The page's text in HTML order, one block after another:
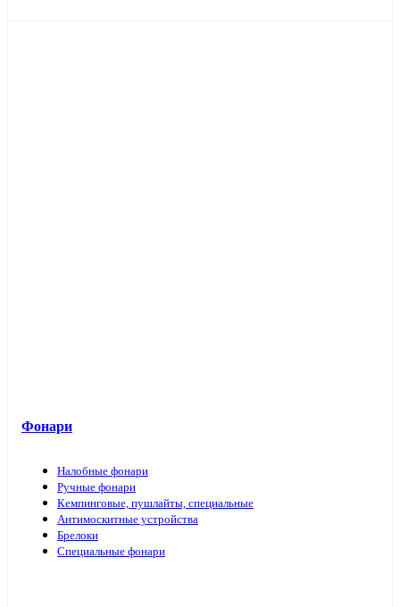
Фонари
Налобные фонари
Ручные фонари
Кемпинговые, пушлайты, специальные
Антимоскитные устройства
Брелоки
Специальные фонари